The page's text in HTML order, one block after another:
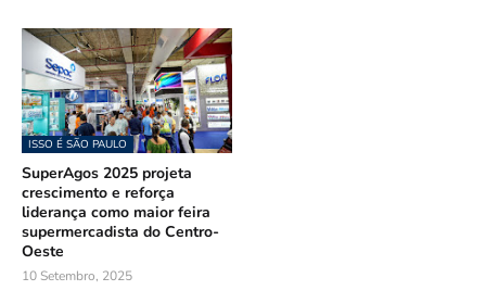
ISSO É SÃO PAULO
SuperAgos 2025 projeta
crescimento e reforça
liderança como maior feira
supermercadista do Centro-
Oeste
10 Setembro, 2025